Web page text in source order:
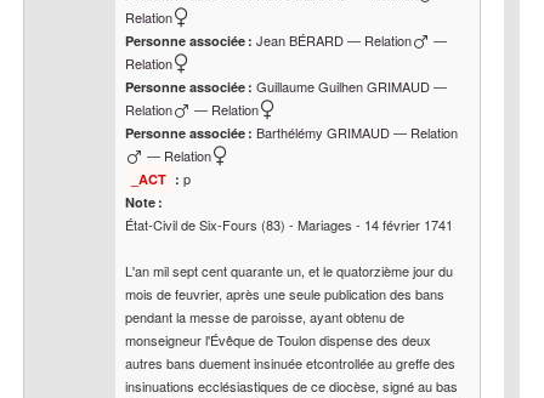
Relation
Personne associée : JeanBÉRARD— Relation
—
Relation
Personne associée : Guillaume GuilhenGRIMAUD—
Relation
— Relation
Personne associée : BarthélémyGRIMAUD— Relation
— Relation
_ACT : p
Note :
État-Civil de Six-Fours (83) - Mariages - 14 février 1741
L'an mil sept cent quarante un, et le quatorzième jour du
mois de feuvrier, après une seule publication des bans
pendant la messe de paroisse, ayant obtenu de
monseigneur l'Évêque de Toulon dispense des deux
autres bans duement insinuée etcontrollée au greffe des
insinuations ecclésiastiques de ce diocèse, signé au bas